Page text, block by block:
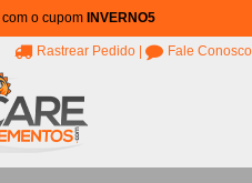
com o cupom INVERNO5
Rastrear Pedido Fale Conosco